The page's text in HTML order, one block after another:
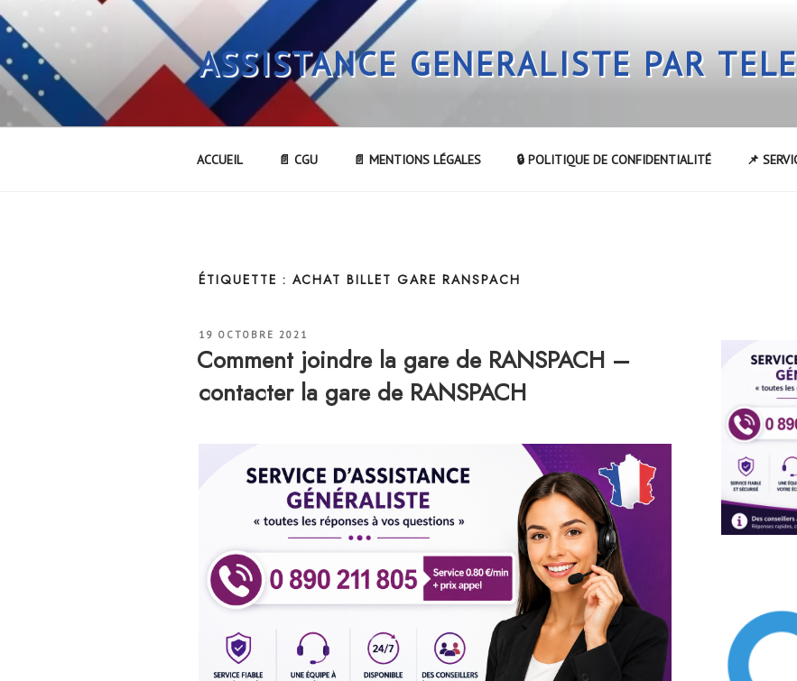
Aller
au
contenu
principal
ASSISTANCE GENERALISTE PAR
ACCUEIL 📄 CGU 📄 MENTIONS LÉGALES 🔒 POLITIQUE DE CONFIDENTIALITÉ 📌
ÉTIQUETTE : ACHAT BILLET GARE RANSPACH
PUBLIÉ
19 OCTOBRE 2021
Comment joindre la gare de RANSPACH –
contacter la gare de RANSPACH